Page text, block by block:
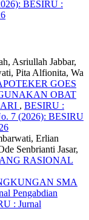
BESIRU :
Asriullah Jabbar,
Pita Alfionita, Wa
GOES
OBAT
, BESIRU :
7 (2026): BESIRU
Erlian
Senbrianti Jasar,
RASIONAL
SMA
Pengabdian
: Jurnal